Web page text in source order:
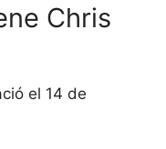
Chris
el 14 de